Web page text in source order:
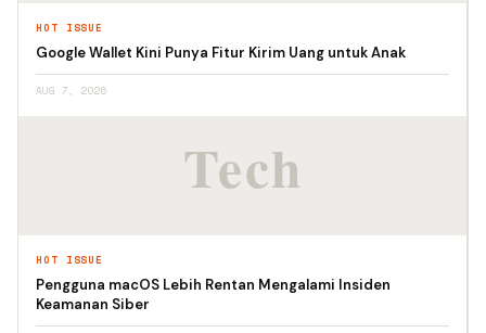
HOT ISSUE
Google Wallet Kini Punya Fitur Kirim Uang untuk Anak
AUG 7, 2026
HOT ISSUE
Pengguna macOS Lebih Rentan Mengalami Insiden
Keamanan Siber